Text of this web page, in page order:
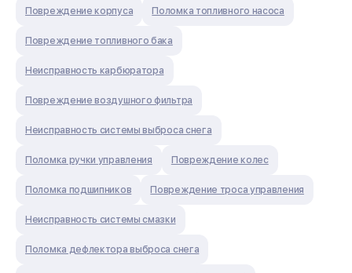
Повреждение корпуса Поломка топливного насоса
Повреждение топливного бака
Неисправность карбюратора
Повреждение воздушного фильтра
Неисправность системы выброса снега
Поломка ручки управления Повреждение колес
Поломка подшипников Повреждение троса управления
Неисправность системы смазки
Поломка дефлектора выброса снега